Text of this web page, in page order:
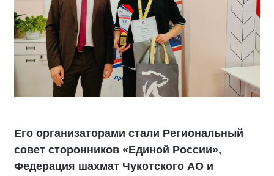
Его организаторами стали Региональный
совет сторонников «Единой России»,
Федерация шахмат Чукотского АО и